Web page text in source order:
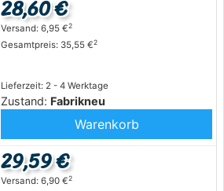
Lieferzeit: 2 - 4 Werktage
Zustand: Fabrikneu
28,60 €
Versand: 6,95 €2
Gesamtpreis: 35,55 €2
Warenkorb
29,59 €
Versand: 6,90 €2